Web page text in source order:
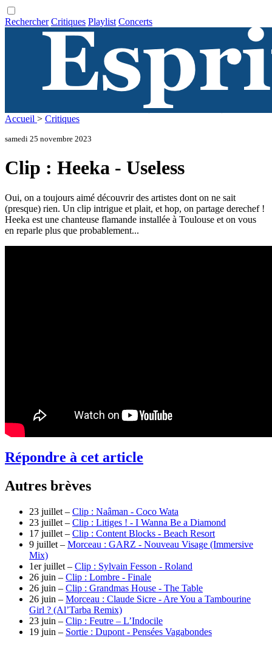
Rechercher Critiques Playlist Concerts
Accueil > Critiques
samedi 25 novembre 2023
Clip : Heeka - Useless
Oui, on a toujours aimé découvrir des artistes dont on ne sait
(presque) rien. Un clip intrigue et plait, et hop, on partage derechef !
Heeka est une chanteuse flamande installée à Toulouse et on vous
en reparle plus que probablement...
Répondre à cet article
Autres brèves
23 juillet – Clip : Naâman - Coco Wata
23 juillet – Clip : Litiges ! - I Wanna Be a Diamond
17 juillet – Clip : Content Blocks - Beach Resort
9 juillet – Morceau : GARZ - Nouveau Visage (Immersive
Mix)
1er juillet – Clip : Sylvain Fesson - Roland
26 juin – Clip : Lombre - Finale
26 juin – Clip : Grandmas House - The Table
26 juin – Morceau : Claude Sicre - Are You a Tambourine
Girl ? (Al’Tarba Remix)
23 juin – Clip : Feutre – L’Indocile
19 juin – Sortie : Dupont - Pensées Vagabondes